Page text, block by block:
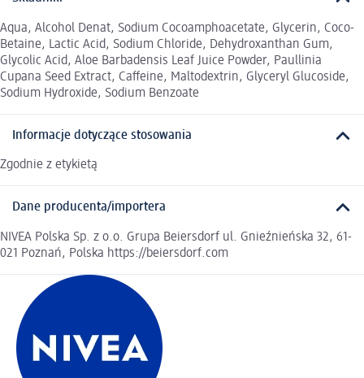
Aqua, Alcohol Denat, Sodium Cocoamphoacetate, Glycerin, Coco-
Betaine, Lactic Acid, Sodium Chloride, Dehydroxanthan Gum,
Glycolic Acid, Aloe Barbadensis Leaf Juice Powder, Paullinia
Cupana Seed Extract, Caffeine, Maltodextrin, Glyceryl Glucoside,
Sodium Hydroxide, Sodium Benzoate
Informacje dotyczące stosowania
Zgodnie z etykietą
Dane producenta/importera
NIVEA Polska Sp. z o.o. Grupa Beiersdorf ul. Gnieźnieńska 32, 61-
021 Poznań, Polska https://beiersdorf.com